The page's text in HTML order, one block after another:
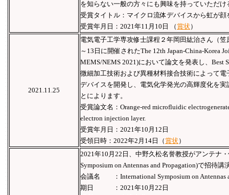
を知らない一般の方々にも興味を持っていただ
受賞タイトル：マイクロ流体デバイスから虹が顔
受賞年月日：2021年11月10日 （賞状 ）
2021.11.25
電気電子工学専攻修士課程２年岡田紘治さん（
～13日に開催されたThe 12th Japan-China-Korea
MEMS/NEMS 2021)において論文を発表し、Best
微細加工技術および異種材料接合技術によって
デバイスを開発し、電気化学発光の高輝度化を
とによります。
受賞論文名：Orange-red microfluidic
electron injection layer.
受賞年月日：2021年10月12日
受領日時：2022年2月14日（賞状 ）
2021年10月22日、中野久松名誉教授がアンテナ
Symposium on Antennas and Propagation)で招待講
会議名 ：International Symposium on Antennas
期日 ：2021年10月22日